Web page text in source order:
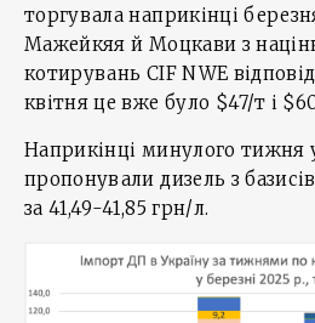
торгувала наприкінці
Мажейкяя й Моцкави з
котирувань CIF NWE
квітня це вже було $47/т і
Наприкінці минулого тижня
пропонували дизель з
за 41,49-41,85 грн/л.